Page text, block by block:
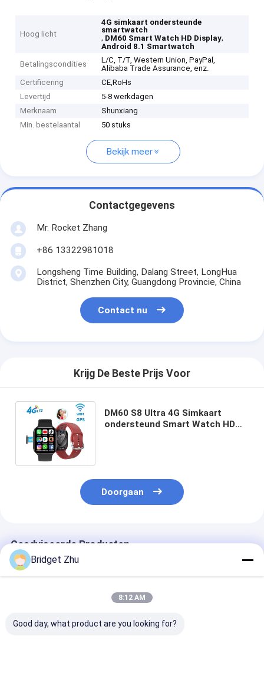
Hoog licht
4G simkaart ondersteunde
smartwatch
, DM60 Smart Watch HD Display,
Android 8.1 Smartwatch
Betalingscondities
L/C, T/T, Western Union, PayPal,
Alibaba Trade Assurance, enz.
Certificering
CE,RoHs
Levertijd
5-8 werkdagen
Merknaam
Shunxiang
Min. bestelaantal
50 stuks
Bekijk meer
Contactgegevens
Mr. Rocket Zhang
+86 13322981018
Longsheng Time Building, Dalang Street, LongHua
District, Shenzhen City, Guangdong Provincie, China
Contact nu
Krijg De Beste Prijs Voor
DM60 S8 Ultra 4G Simkaart
ondersteund Smart Watch HD
Doorgaan
Geadviseerde Producten
Bridget Zhu
8:12 AM
Good day, what product are you looking for?